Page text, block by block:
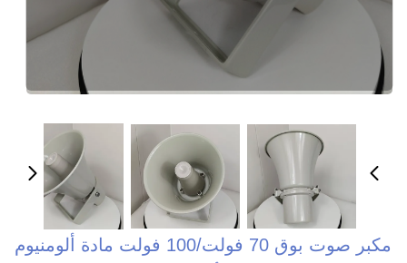
مكبر صوت بوق 70 فولت/100 فولت مادة ألومنيوم